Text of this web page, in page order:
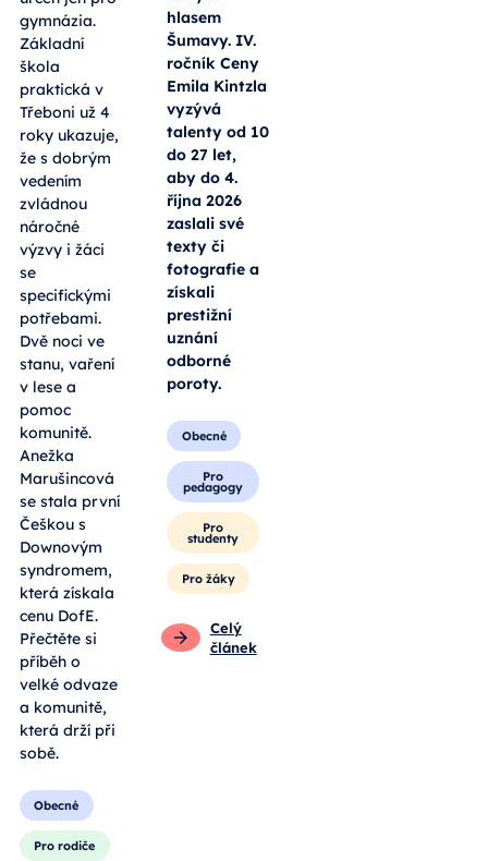
gymnázia.
Základní
škola
praktická v
Třeboni už 4
roky ukazuje,
že s dobrým
vedením
zvládnou
náročné
výzvy i žáci
se
specifickými
potřebami.
Dvě noci ve
stanu, vaření
v lese a
pomoc
komunitě.
Anežka
Marušincová
se stala první
Češkou s
Downovým
syndromem,
která získala
cenu DofE.
Přečtěte si
příběh o
velké odvaze
a komunitě,
která drží při
sobě.
Obecné
Pro rodiče
hlasem
Šumavy. IV.
ročník Ceny
Emila Kintzla
vyzývá
talenty od 10
do 27 let,
aby do 4.
října 2026
zaslali své
texty či
fotografie a
získali
prestižní
uznání
odborné
poroty.
Obecné
Pro
pedagogy
Pro
studenty
Pro žáky
Celý
článek